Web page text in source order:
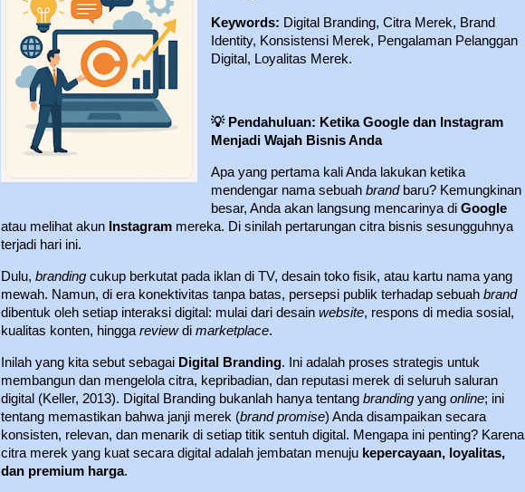
Keywords: Digital Branding, Citra Merek, Brand
Identity, Konsistensi Merek, Pengalaman Pelanggan
Digital, Loyalitas Merek.
💡Pendahuluan: Ketika Google dan Instagram
Menjadi Wajah Bisnis Anda
Apa yang pertama kali Anda lakukan ketika
mendengar nama sebuah brandbaru? Kemungkinan
besar, Anda akan langsung mencarinya di Google
atau melihat akun Instagram mereka. Di sinilah pertarungan citra bisnis sesungguhnya
terjadi hari ini.
Dulu, branding cukup berkutat pada iklan di TV, desain toko fisik, atau kartu nama yang
mewah. Namun, di era konektivitas tanpa batas, persepsi publik terhadap sebuah brand
dibentuk oleh setiap interaksi digital: mulai dari desain website, respons di media sosial,
kualitas konten, hingga reviewdi marketplace.
Inilah yang kita sebut sebagai Digital Branding. Ini adalah proses strategis untuk
membangun dan mengelola citra, kepribadian, dan reputasi merek di seluruh saluran
digital (Keller, 2013). Digital Branding bukanlah hanya tentang branding yang online; ini
tentang memastikan bahwa janji merek (brand promise) Anda disampaikan secara
konsisten, relevan, dan menarik di setiap titik sentuh digital. Mengapa ini penting? Karena
citra merek yang kuat secara digital adalah jembatan menuju kepercayaan, loyalitas,
dan premium harga.